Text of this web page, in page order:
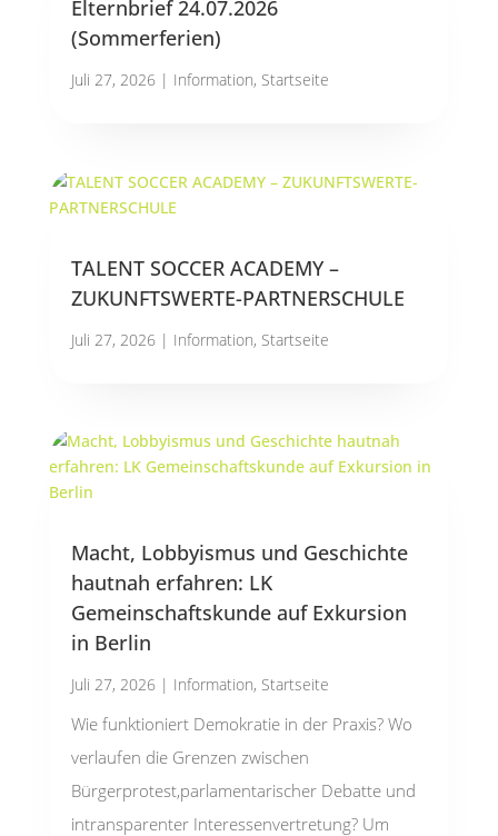
Elternbrief 24.07.2026
(Sommerferien)
Juli 27, 2026| Information, Startseite
TALENT SOCCER ACADEMY –
ZUKUNFTSWERTE-PARTNERSCHULE
Juli 27, 2026| Information, Startseite
Macht, Lobbyismus und Geschichte
hautnah erfahren: LK
Gemeinschaftskunde auf Exkursion
in Berlin
Juli 27, 2026| Information, Startseite
Wie funktioniert Demokratie in der Praxis? Wo
verlaufen die Grenzen zwischen
Bürgerprotest,parlamentarischer Debatte und
intransparenter Interessenvertretung? Um